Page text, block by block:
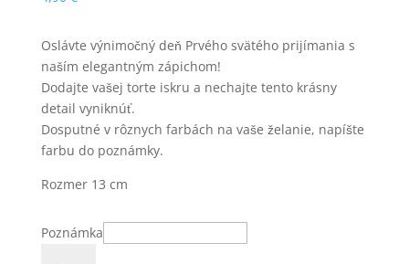
Oslávte výnimočný deň Prvého svätého prijímania s
naším elegantným zápichom!
Dodajte vašej torte iskru a nechajte tento krásny
detail vyniknúť.
Dosputné v rôznych farbách na vaše želanie, napíšte
farbu do poznámky.
Rozmer 13 cm
Poznámka